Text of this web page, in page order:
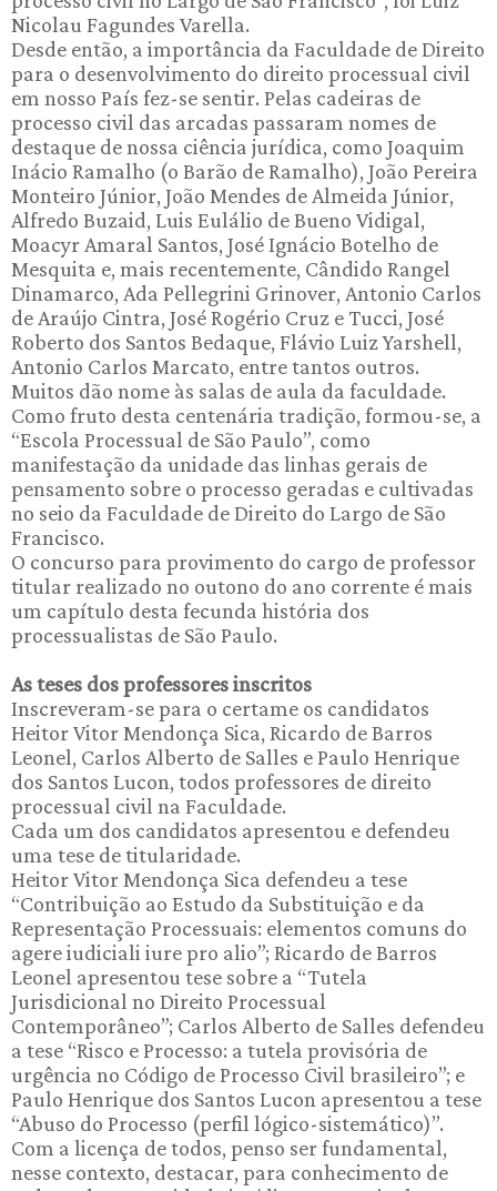
Nicolau Fagundes Varella.
Desde então, a importância da Faculdade de Direito
para o desenvolvimento do direito processual civil
em nosso País fez-se sentir. Pelas cadeiras de
processo civil das arcadas passaram nomes de
destaque de nossa ciência jurídica, como Joaquim
Inácio Ramalho (o Barão de Ramalho), João Pereira
Monteiro Júnior, João Mendes de Almeida Júnior,
Alfredo Buzaid, Luis Eulálio de Bueno Vidigal,
Moacyr Amaral Santos, José Ignácio Botelho de
Mesquita e, mais recentemente, Cândido Rangel
Dinamarco, Ada Pellegrini Grinover, Antonio Carlos
de Araújo Cintra, José Rogério Cruz e Tucci, José
Roberto dos Santos Bedaque, Flávio Luiz Yarshell,
Antonio Carlos Marcato, entre tantos outros.
Muitos dão nome às salas de aula da faculdade.
Como fruto desta centenária tradição, formou-se, a
“Escola Processual de São Paulo”, como
manifestação da unidade das linhas gerais de
pensamento sobre o processo geradas e cultivadas
no seio da Faculdade de Direito do Largo de São
Francisco.
O concurso para provimento do cargo de professor
titular realizado no outono do ano corrente é mais
um capítulo desta fecunda história dos
processualistas de São Paulo.
As teses dos professores inscritos
Inscreveram-se para o certame os candidatos
Heitor Vitor Mendonça Sica, Ricardo de Barros
Leonel, Carlos Alberto de Salles e Paulo Henrique
dos Santos Lucon, todos professores de direito
processual civil na Faculdade.
Cada um dos candidatos apresentou e defendeu
uma tese de titularidade.
Heitor Vitor Mendonça Sica defendeu a tese
“Contribuição ao Estudo da Substituição e da
Representação Processuais: elementos comuns do
agere iudiciali iure pro alio”; Ricardo de Barros
Leonel apresentou tese sobre a “Tutela
Jurisdicional no Direito Processual
Contemporâneo”; Carlos Alberto de Salles defendeu
a tese “Risco e Processo: a tutela provisória de
urgência no Código de Processo Civil brasileiro”; e
Paulo Henrique dos Santos Lucon apresentou a tese
“Abuso do Processo (perfil lógico-sistemático)”.
Com a licença de todos, penso ser fundamental,
nesse contexto, destacar, para conhecimento de